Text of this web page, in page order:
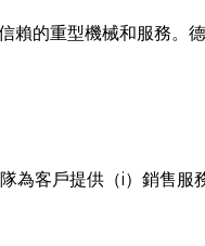
的重型機械和服務。
客戶提供（i）銷售服